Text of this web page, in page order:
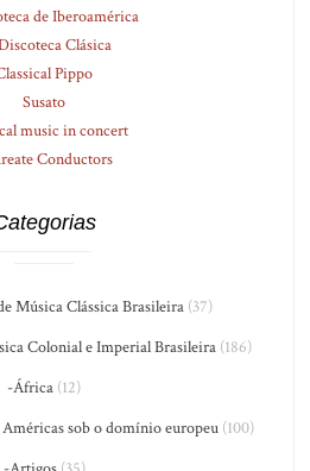
de Iberoamérica
Clásica
Pippo
Susato
music in concert
Conductors
Música Clássica Brasileira (37)
Colonial e Imperial Brasileira (186)
-África (12)
sob o domínio europeu(100)